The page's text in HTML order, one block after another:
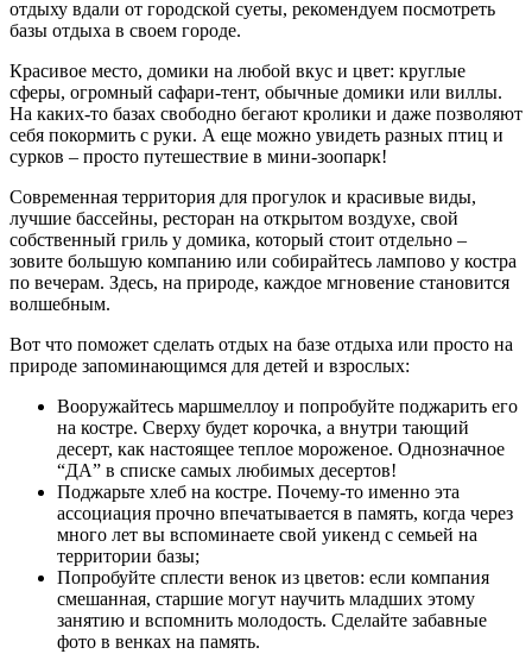
отдыху вдали от городской суеты, рекомендуем посмотреть
базы отдыха в своем городе.
Красивое место, домики на любой вкус и цвет: круглые
сферы, огромный сафари-тент, обычные домики или виллы.
На каких-то базах свободно бегают кролики и даже позволяют
себя покормить с руки. А еще можно увидеть разных птиц и
сурков – просто путешествие в мини-зоопарк!
Современная территория для прогулок и красивые виды,
лучшие бассейны, ресторан на открытом воздухе, свой
собственный гриль у домика, который стоит отдельно –
зовите большую компанию или собирайтесь лампово у костра
по вечерам. Здесь, на природе, каждое мгновение становится
волшебным.
Вот что поможет сделать отдых на базе отдыха или просто на
природе запоминающимся для детей и взрослых:
Вооружайтесь маршмеллоу и попробуйте поджарить его
на костре. Сверху будет корочка, а внутри тающий
десерт, как настоящее теплое мороженое. Однозначное
“ДА” в списке самых любимых десертов!
Поджарьте хлеб на костре. Почему-то именно эта
ассоциация прочно впечатывается в память, когда через
много лет вы вспоминаете свой уикенд с семьей на
территории базы;
Попробуйте сплести венок из цветов: если компания
смешанная, старшие могут научить младших этому
занятию и вспомнить молодость. Сделайте забавные
фото в венках на память.